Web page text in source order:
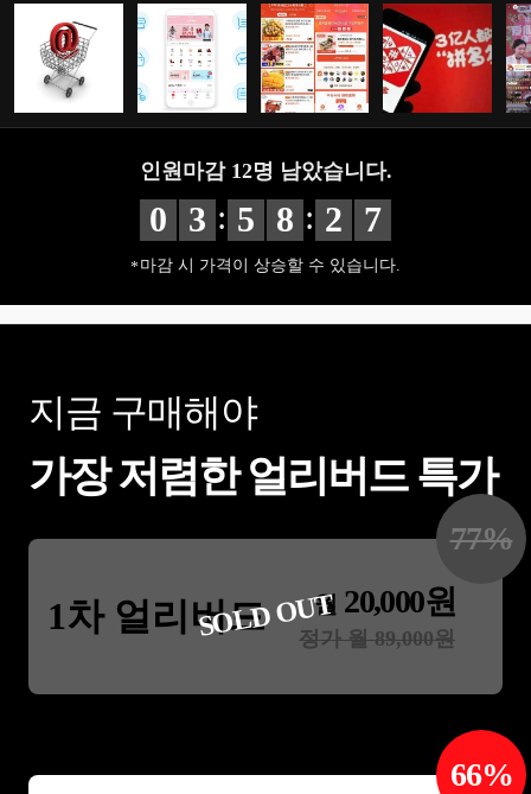
인원마감 12명 남았습니다.
0 3 : 5 8 : 2 6
마감 시 가격이 상승할 수 있습니다.
지금 구매해야
가장 저렴한 얼리버드 특가
1차 얼리버드 월 20,000원
정가 월89,000원
77%
SOLD OUT
66%